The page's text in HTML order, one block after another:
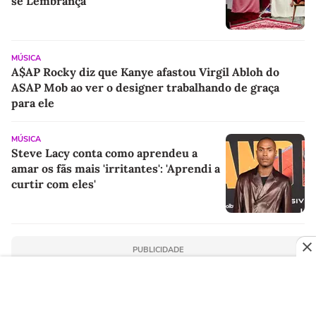
MÚSICA
A$AP Rocky diz que Kanye afastou Virgil Abloh do
ASAP Mob ao ver o designer trabalhando de graça
para ele
MÚSICA
Steve Lacy conta como aprendeu a
amar os fãs mais 'irritantes': 'Aprendi a
curtir com eles'
PUBLICIDADE